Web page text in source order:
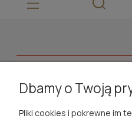
Dbamy o Twoją
Pliki cookies i pokrewne im